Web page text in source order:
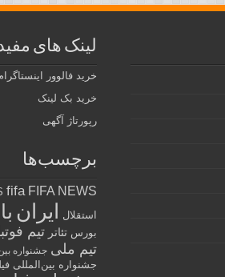
لینک های
خرید فالوور
خرید بک لینک
رپورتاژ آگهی
برچسب‌ها
fifa FIFA NEWS
استقلال ایران
بورس تئاتر تیم
تیم ملی جشنواره
جشنواره بین‌المللی